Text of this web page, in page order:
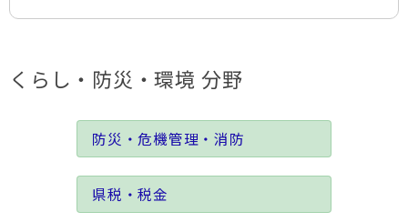
くらし・防災・環境 分野
防災・危機管理・消防
県税・税金